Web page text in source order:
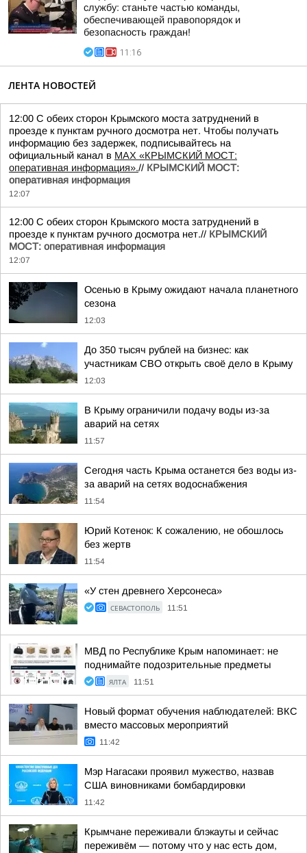
службу: станьте частью команды,
обеспечивающей правопорядок и
безопасность граждан!
11:16
ЛЕНТА НОВОСТЕЙ
12:00 С обеих сторон Крымского моста затруднений в
проезде к пунктам ручного досмотра нет. Чтобы получать
информацию без задержек, подписывайтесь на
официальный канал в MAX «КРЫМСКИЙ МОСТ:
оперативная информация».// КРЫМСКИЙ МОСТ:
оперативная информация
12:07
12:00 С обеих сторон Крымского моста затруднений в
проезде к пунктам ручного досмотра нет.// КРЫМСКИЙ
МОСТ: оперативная информация
12:07
Осенью в Крыму ожидают начала планетного
сезона
12:03
До 350 тысяч рублей на бизнес: как
участникам СВО открыть своё дело в Крыму
12:03
В Крыму ограничили подачу воды из-за
аварий на сетях
11:57
Сегодня часть Крыма останется без воды из-
за аварий на сетях водоснабжения
11:54
Юрий Котенок: К сожалению, не обошлось
без жертв
11:54
«У стен древнего Херсонеса»
СЕВАСТОПОЛЬ 11:51
МВД по Республике Крым напоминает: не
поднимайте подозрительные предметы
ЯЛТА 11:51
Новый формат обучения наблюдателей: ВКС
вместо массовых мероприятий
11:42
Мэр Нагасаки проявил мужество, назвав
США виновниками бомбардировки
11:42
Крымчане переживали блэкауты и сейчас
переживём — потому что у нас есть дом,